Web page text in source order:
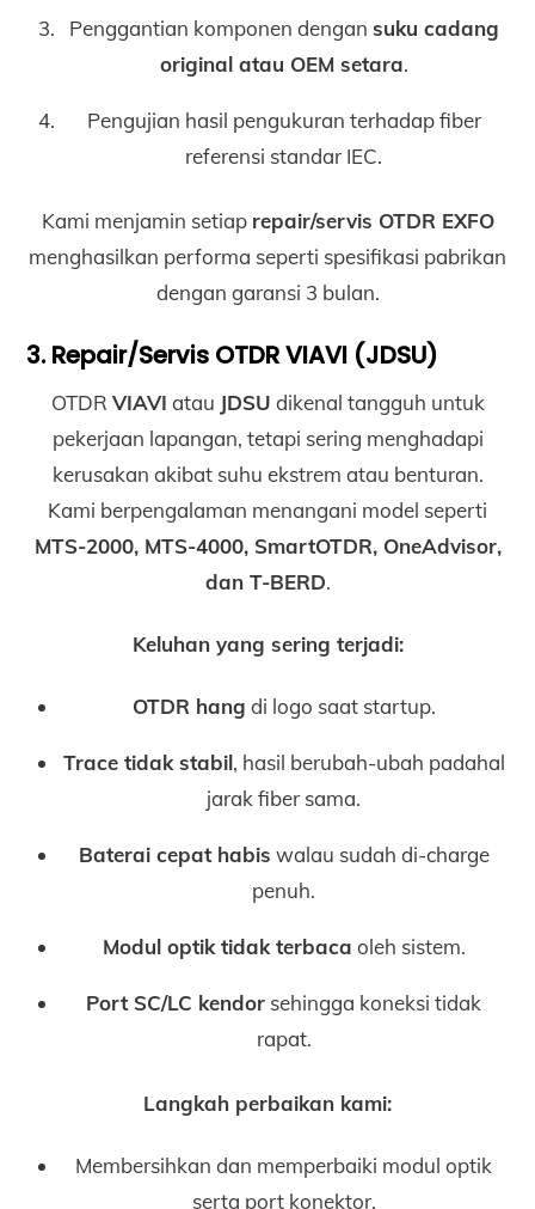
Penggantian komponen dengan suku cadang
original atau OEM setara.
Pengujian hasil pengukuran terhadap fiber
referensi standar IEC.
Kami menjamin setiap repair/servis OTDR EXFO
menghasilkan performa seperti spesifikasi pabrikan
dengan garansi 3 bulan.
3. Repair/Servis OTDR VIAVI (JDSU)
OTDR VIAVI atau JDSU dikenal tangguh untuk
pekerjaan lapangan, tetapi sering menghadapi
kerusakan akibat suhu ekstrem atau benturan.
Kami berpengalaman menangani model seperti
MTS-2000, MTS-4000, SmartOTDR, OneAdvisor,
dan T-BERD.
Keluhan yang sering terjadi:
OTDR hang di logo saat startup.
Trace tidak stabil, hasil berubah-ubah padahal
jarak fiber sama.
Baterai cepat habis walau sudah di-charge
penuh.
Modul optik tidak terbaca oleh sistem.
Port SC/LC kendor sehingga koneksi tidak
rapat.
Langkah perbaikan kami:
Membersihkan dan memperbaiki modul optik
serta port konektor.